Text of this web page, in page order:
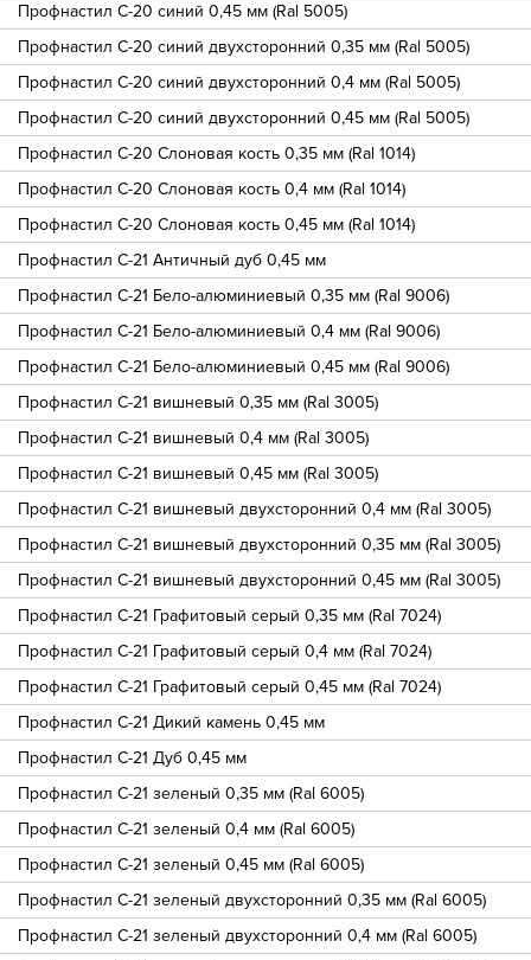
Профнастил С-20 синий 0,45 мм (Ral 5005)
Профнастил С-20 синий двухсторонний 0,35 мм (Ral 5005)
Профнастил С-20 синий двухсторонний 0,4 мм (Ral 5005)
Профнастил С-20 синий двухсторонний 0,45 мм (Ral 5005)
Профнастил С-20 Слоновая кость 0,35 мм (Ral 1014)
Профнастил С-20 Слоновая кость 0,4 мм (Ral 1014)
Профнастил С-20 Слоновая кость 0,45 мм (Ral 1014)
Профнастил С-21 Античный дуб 0,45 мм
Профнастил С-21 Бело-алюминиевый 0,35 мм (Ral 9006)
Профнастил С-21 Бело-алюминиевый 0,4 мм (Ral 9006)
Профнастил С-21 Бело-алюминиевый 0,45 мм (Ral 9006)
Профнастил С-21 вишневый 0,35 мм (Ral 3005)
Профнастил С-21 вишневый 0,4 мм (Ral 3005)
Профнастил С-21 вишневый 0,45 мм (Ral 3005)
Профнастил С-21 вишневый двухсторонний 0,4 мм (Ral 3005)
Профнастил С-21 вишневый двухсторонний 0,35 мм (Ral 3005)
Профнастил С-21 вишневый двухсторонний 0,45 мм (Ral 3005)
Профнастил С-21 Графитовый серый 0,35 мм (Ral 7024)
Профнастил С-21 Графитовый серый 0,4 мм (Ral 7024)
Профнастил С-21 Графитовый серый 0,45 мм (Ral 7024)
Профнастил С-21 Дикий камень 0,45 мм
Профнастил С-21 Дуб 0,45 мм
Профнастил С-21 зеленый 0,35 мм (Ral 6005)
Профнастил С-21 зеленый 0,4 мм (Ral 6005)
Профнастил С-21 зеленый 0,45 мм (Ral 6005)
Профнастил С-21 зеленый двухсторонний 0,35 мм (Ral 6005)
Профнастил С-21 зеленый двухсторонний 0,4 мм (Ral 6005)